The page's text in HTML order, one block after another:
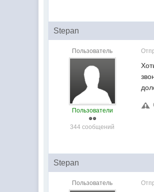
Stepan
Пользователь
Пользователи
344 сообщений
Stepan
Пользователь